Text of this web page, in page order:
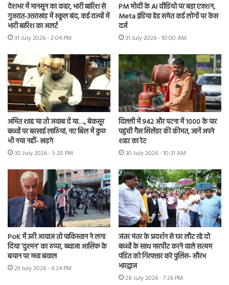
देशभर में मानसून का कहर, भारी बारिश से
गुजरात-उत्तराखंड में स्कूल बंद, कई राज्यों में
भारी बारिश का अलर्ट
31 July 2026 - 2:04 PM
PM मोदी के AI वीडियो पर बड़ा एक्शन,
Meta इंडिया हेड समेत कई लोगों पर केस
दर्ज
31 July 2026 - 10:00 AM
अमित शाह या तो जवाब दें या…., बेकसूर
बच्चों पर बरसाई लाठियां, नए बिल में कुछ
भी नया नहीं- खड़गे
30 July 2026 - 5:20 PM
दिल्ली में 942 और पटना में 1000 के पार
पहुंची गैस सिलेंडर की कीमत, जानें अपने
शहर का रेट
30 July 2026 - 10:31 AM
PoK में उठी आवाज तो पाकिस्तान ने लगा
दिया ‘दुश्मन’ का ठप्पा, ख्वाजा आसिफ के
बयान पर मचा बवाल
29 July 2026 - 6:24 PM
जंतर मंतर के प्रदर्शन से घर लौट रहे दो
बच्चों के साथ मारपीट करने वाले सत्यम
पंडित को गिरफ्तार करे पुलिस- सौरभ
भारद्वाज
28 July 2026 - 7:26 PM